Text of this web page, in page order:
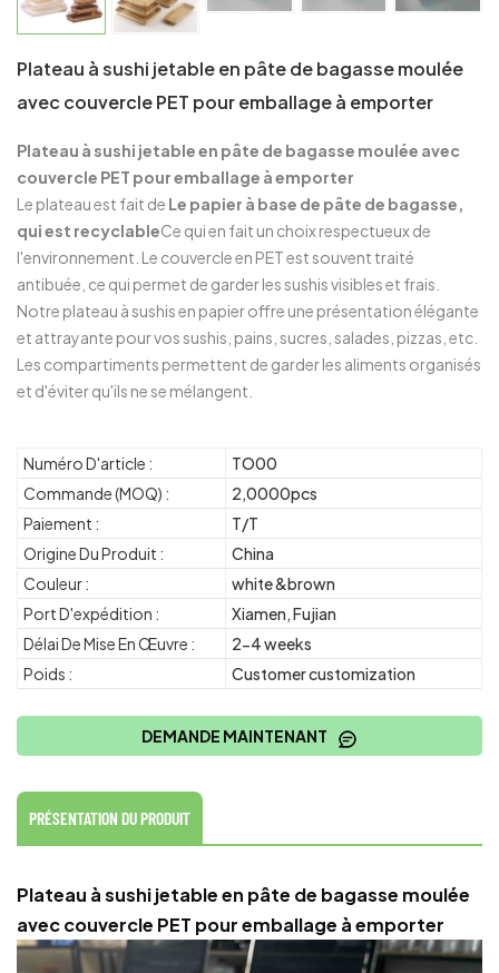
Plateau à sushi jetable en pâte de bagasse moulée
avec couvercle PET pour emballage à emporter
Plateau à sushi jetable en pâte de bagasse moulée avec
couvercle PET pour emballage à emporter
Le plateau est fait de Le papier à base de pâte de bagasse,
qui est recyclableCe qui en fait un choix respectueux de
l'environnement. Le couvercle en PET est souvent traité
antibuée, ce qui permet de garder les sushis visibles et frais.
Notre plateau à sushis en papier offre une présentation élégante
et attrayante pour vos sushis, pains, sucres, salades, pizzas, etc.
Les compartiments permettent de garder les aliments organisés
et d'éviter qu'ils ne se mélangent.
Numéro D'article :
TO00
Commande (MOQ) :
2,0000pcs
Paiement :
T/T
Origine Du Produit :
China
Couleur :
white &brown
Port D'expédition :
Xiamen, Fujian
Délai De Mise En Œuvre :
2-4 weeks
Poids :
Customer customization
DEMANDE MAINTENANT
PRÉSENTATION DU PRODUIT
Plateau à sushi jetable en pâte de bagasse moulée
avec couvercle PET pour emballage à emporter